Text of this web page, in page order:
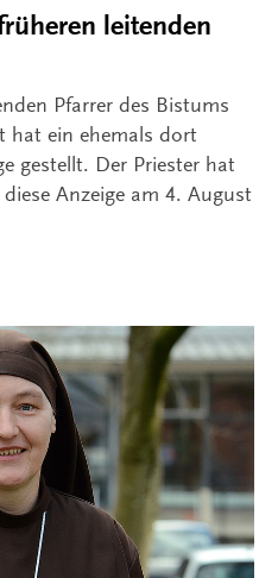
leitenden
Pfarrer des Bistums
hat ein ehemals dort
gestellt. Der Priester hat
Anzeige am 4. August